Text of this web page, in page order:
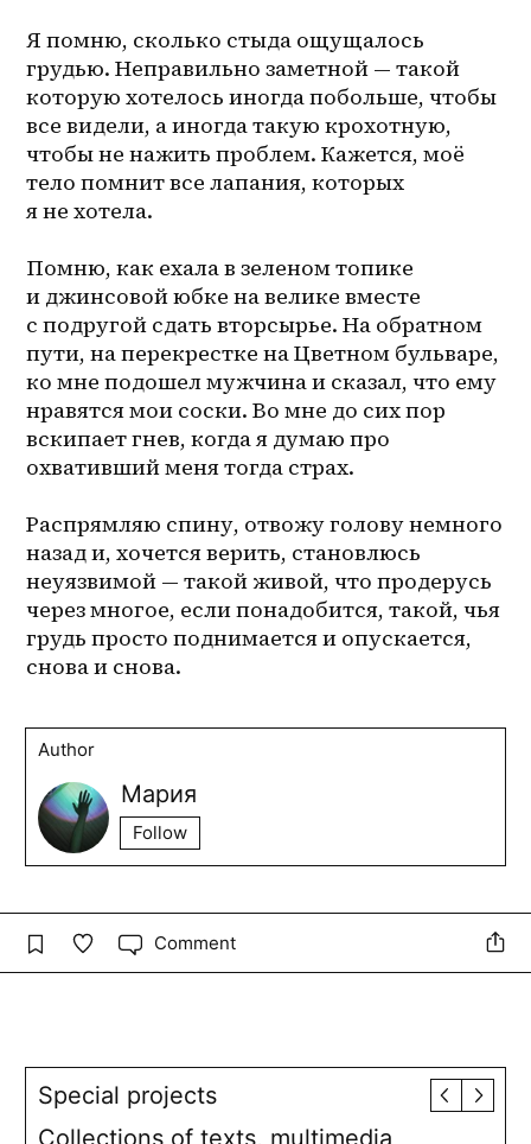
Я помню, сколько стыда ощущалось
грудью. Неправильно заметной — такой
которую хотелось иногда побольше, чтобы
все видели, а иногда такую крохотную,
чтобы не нажить проблем. Кажется, моё
тело помнит все лапания, которых
я не хотела.
Помню, как ехала в зеленом топике
и джинсовой юбке на велике вместе
с подругой сдать вторсырье. На обратном
пути, на перекрестке на Цветном бульваре,
ко мне подошел мужчина и сказал, что ему
нравятся мои соски. Во мне до сих пор
вскипает гнев, когда я думаю про
охвативший меня тогда страх.
Распрямляю спину, отвожу голову немного
назад и, хочется верить, становлюсь
неуязвимой — такой живой, что продерусь
через многое, если понадобится, такой, чья
грудь просто поднимается и опускается,
снова и снова.
Author
Мария
Follow
Comment
Special projects